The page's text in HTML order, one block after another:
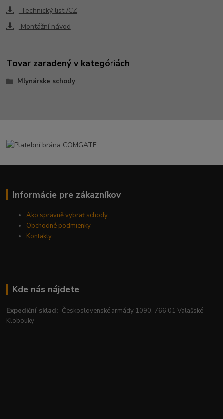
Technický list /CZ
Montážní návod
Tovar zaradený v kategóriách
Mlynárske schody
Informácie pre zákazníkov
Ako správně vybrať schody
Obchodné podmienky
Kontakty
Kde nás nájdete
Expediční sklad: Československé armády 1090, 766 01 Valašské
Klobouky